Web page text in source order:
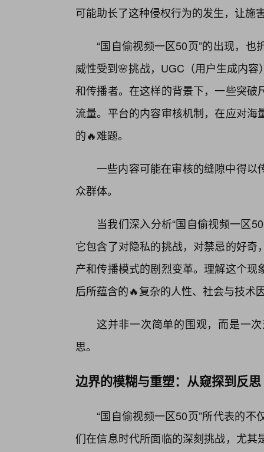
可能助长了这种侵权行为的发生，让施
“国自偷视频一区50页”的出现，
威性受到🌸挑战，UGC（用户生成内
和传播者。在这样的背景下，一些突
流量。平台的内容审核机制，在应对
的🔥难题。
一些内容可能在审核的缝隙中得以
众群体。
当我们深入分析“国自偷视频一区
它包含了对隐私的挑战，对禁忌的好
产和传播模式的剧烈变革。理解这个
后所蕴含的🔥复杂的人性、社会与技术
这并非一次简单的围观，而是一
思。
边界的模糊与重塑：从窥探到反思
“国自偷视频一区50页”所代表的
们在信息时代所面临的深刻挑战，尤